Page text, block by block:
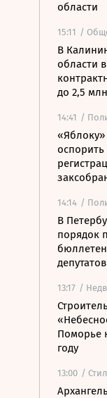
области
15:11 /
В
области
до 2,5
14:41 /
«Яблоку»
оспорить
14:14 /
В
порядок
13:17 /
Поморье
году
13:00 /